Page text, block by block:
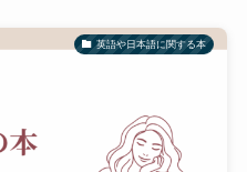
英語や日本語に関する本